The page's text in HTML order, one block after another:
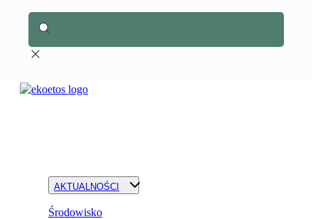
AKTUALNOŚCI
Środowisko